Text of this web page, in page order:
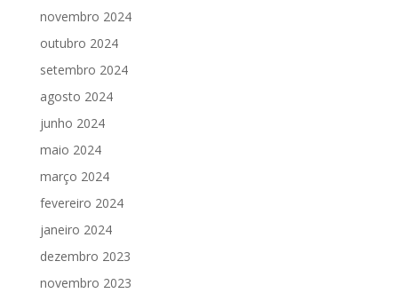
novembro 2024
outubro 2024
setembro 2024
agosto 2024
junho 2024
maio 2024
março 2024
fevereiro 2024
janeiro 2024
dezembro 2023
novembro 2023